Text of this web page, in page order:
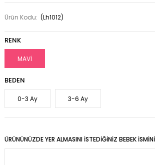
Ürün Kodu: (Lh1012)
RENK
MAVİ
BEDEN
0-3 Ay 3-6 Ay
ÜRÜNÜNÜZDE YER ALMASINI İSTEDIĞINIZ BEBEK